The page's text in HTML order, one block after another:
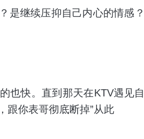
是继续压抑自己内心的情感
也快。直到那天在KTV遇见
跟你表哥彻底断掉”从此